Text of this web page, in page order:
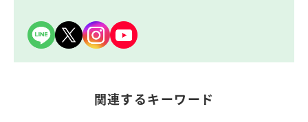
関連するキーワード